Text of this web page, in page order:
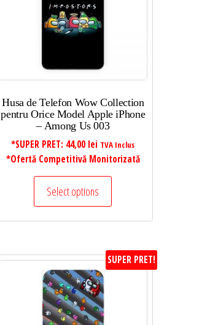
Husa de Telefon Wow Collection
pentru Orice Model Apple iPhone
– Among Us 003
*SUPER PRET: 44,00 lei TVA Inclus
*Ofertă Competitivă Monitorizată
Select options
SUPER PRET!